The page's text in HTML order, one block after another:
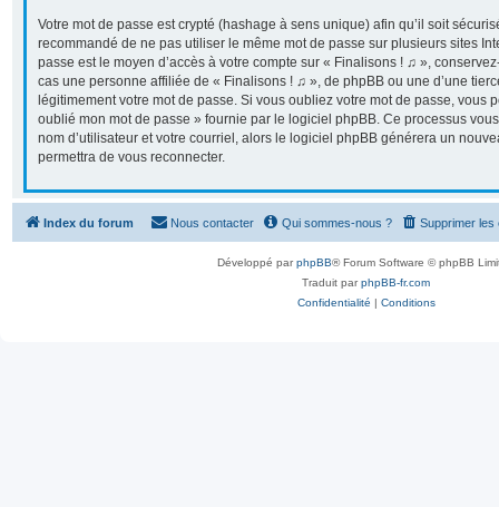
Votre mot de passe est crypté (hashage à sens unique) afin qu’il soit
recommandé de ne pas utiliser le même mot de passe sur plusieurs sites
passe est le moyen d’accès à votre compte sur « Finalisons ! ♫ »,
cas une personne affiliée de « Finalisons ! ♫ », de phpBB ou une d’une
légitimement votre mot de passe. Si vous oubliez votre mot de passe, vous
oublié mon mot de passe » fournie par le logiciel phpBB. Ce processus
nom d’utilisateur et votre courriel, alors le logiciel phpBB générera un
permettra de vous reconnecter.
Index du forum Supprimer les
Qui sommes-nous ?
Nous contacter
Développé parphpBB® Forum Software © phpBB
Traduit parphpBB-fr.com
Confidentialité | Conditions